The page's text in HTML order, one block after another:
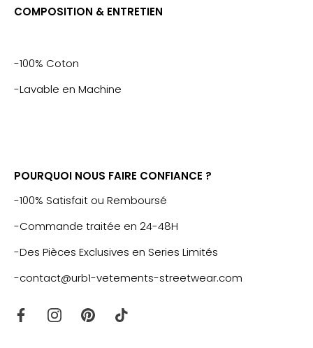
COMPOSITION & ENTRETIEN
-100% Coton
-Lavable en Machine
POURQUOI NOUS FAIRE CONFIANCE ?
-100% Satisfait ou Remboursé
-Commande traitée en 24-48H
-Des Pièces Exclusives en Series Limités
-contact@urb1-vetements-streetwear.com